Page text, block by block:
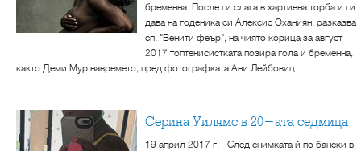
бременна. После ги слага в хартиена торба и ги
дава на годеника си Алексис Оханиян, разказва
сп. "Венити феър", на чиято корица за август
2017 топтенисистката позира гола и бременна,
както Деми Мур навремето, пред фотографката Ани Лейбовиц.
Серина Уилямс в 20-ата седмица
19 април 2017 г. - След снимката й по бански в